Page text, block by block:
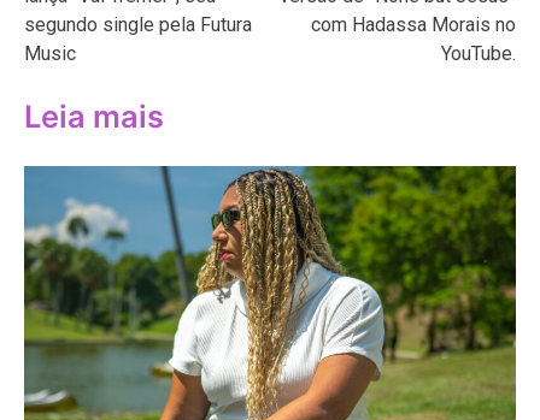
Post
segundo single pela Futura
Music
com Hadassa Morais no
YouTube.
Leia mais